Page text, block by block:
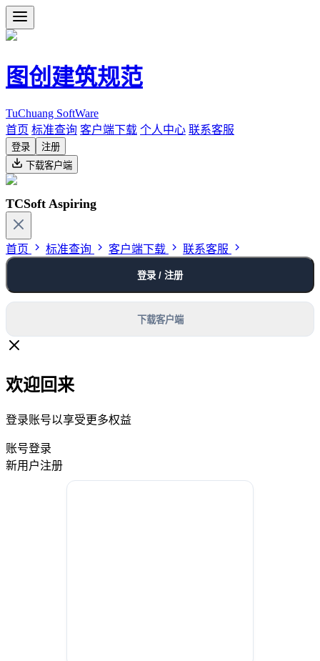
图创建筑规范
TuChuang SoftWare
首页 标准查询 客户端下载 个人中心 联系客服
登录
注册
下载客户端
TCSoft Aspiring
首页 标准查询 客户端下载 联系客服
登录 / 注册
下载客户端
欢迎回来
登录账号以享受更多权益
账号登录
新用户注册